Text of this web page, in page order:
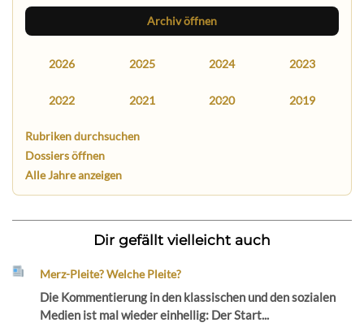
Archiv öffnen
2026 2025 2024 2023
2022 2021 2020 2019
Rubriken durchsuchen
Dossiers öffnen
Alle Jahre anzeigen
Dir gefällt vielleicht auch
Merz-Pleite? Welche Pleite?
Die Kommentierung in den klassischen und den sozialen
Medien ist mal wieder einhellig: Der Start...